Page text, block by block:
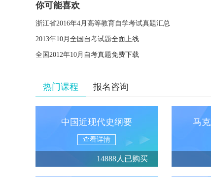
你可能喜欢
浙江省2016年4月高等教育自学考试真题汇总
2013年10月全国自考试题全面上线
全国2012年10月自考真题免费下载
热门课程 报名咨询
中国近现代史纲要
查看详情
14888人已购买
马